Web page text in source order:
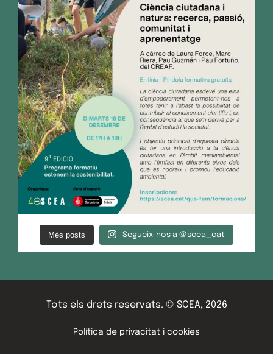
Més posts Segueix-nos a @scea_cat
Tots els drets reservats. © SCEA, 2026
Política de privacitat i cookies